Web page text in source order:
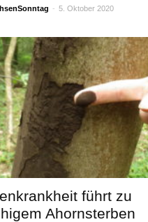
- 5. Oktober 2020
führt zu
Ahornsterben